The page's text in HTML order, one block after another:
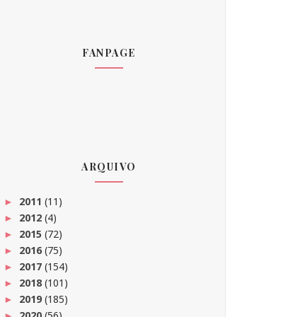
FANPAGE
ARQUIVO
► 2011 (11)
► 2012 (4)
► 2015 (72)
► 2016(75)
► 2017 (154)
► 2018 (101)
► 2019(185)